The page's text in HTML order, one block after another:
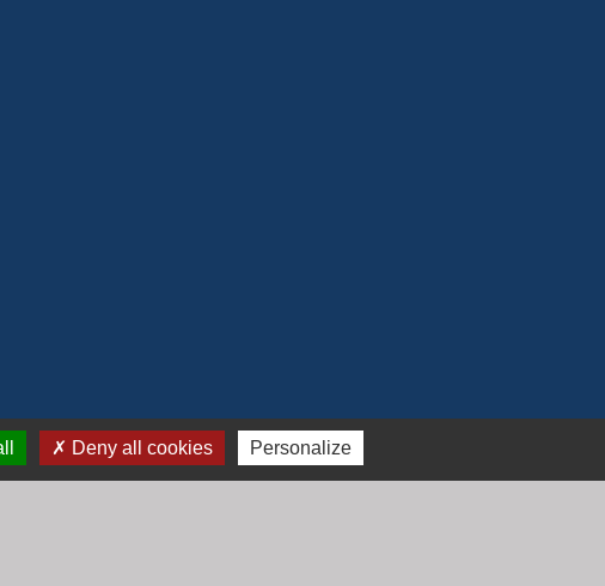
Deny all cookies Personalize